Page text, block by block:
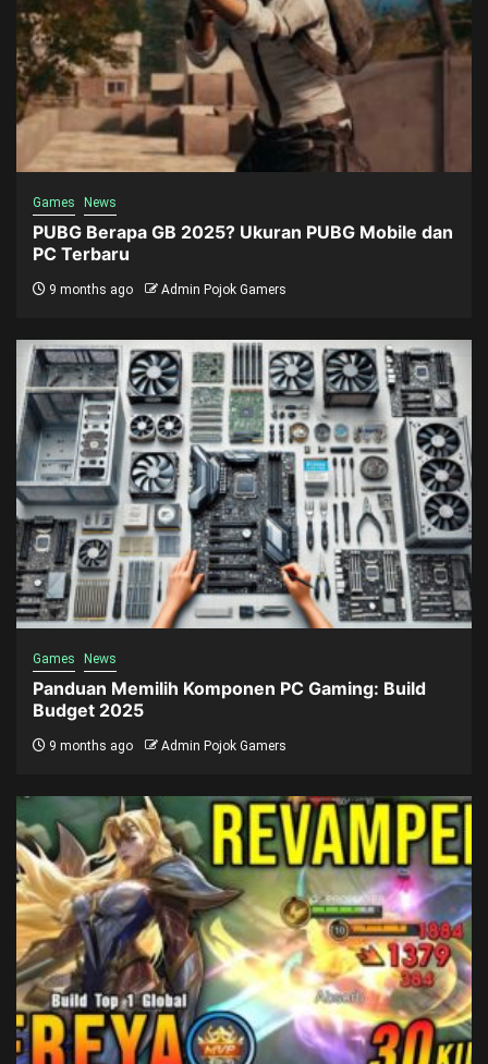
Games News
PUBG Berapa GB 2025? Ukuran PUBG Mobile dan
PC Terbaru
9 months ago Admin Pojok Gamers
Games News
Panduan Memilih Komponen PC Gaming: Build
Budget 2025
9 months ago Admin Pojok Gamers